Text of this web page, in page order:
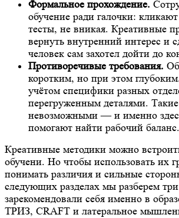
Формальное прохождение.
обучение ради галочки:
тесты, не вникая. Креативные
вернуть внутренний интерес и
человек сам захотел дойти до
Противоречивые требования.
коротким, но при этом
учётом специфики разных
перегруженным деталями. Такие
невозможными — и именно
помогают найти рабочий баланс.
Креативные методики можно
обучени. Но чтобы использовать их
понимать различия и сильные
следующих разделах мы разберем
зарекомендовали себя именно в
ТРИЗ, CRAFT и латеральное